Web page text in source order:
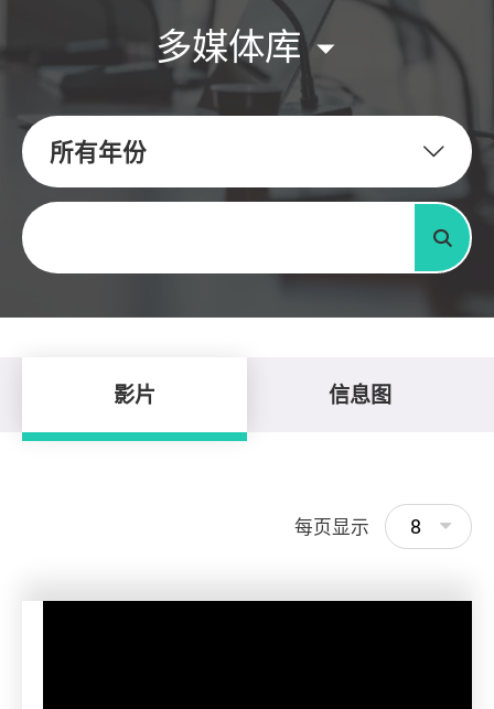
多媒体库
所有年份
关键字
搜寻
影片 信息图
每页显示 8